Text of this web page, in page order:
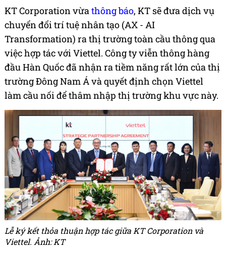
KT Corporation vừathông báo, KT sẽ đưa dịch vụ
chuyển đổi trí tuệ nhân tạo (AX - AI
Transformation) ra thị trường toàn cầu thông qua
việc hợp tác với Viettel. Công ty viễn thông hàng
đầu Hàn Quốc đã nhận ra tiềm năng rất lớn của thị
trường Đông Nam Á và quyết định chọn Viettel
làm cầu nối để thâm nhập thị trường khu vực này.
Lễ ký kết thỏa thuận hợp tác giữa KT Corporation và
Viettel. Ảnh: KT